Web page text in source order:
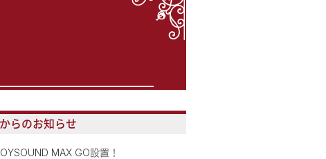
らのお知らせ
MAX GO設置！